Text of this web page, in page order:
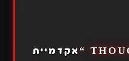
אקדמיית